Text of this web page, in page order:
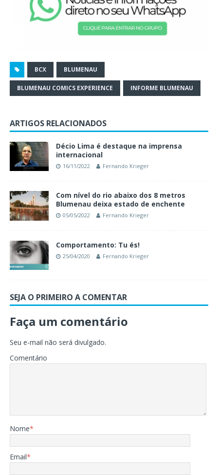
BCX BLUMENAU
BLUMENAU COMICS EXPERIENCE INFORME BLUMENAU
ARTIGOS RELACIONADOS
Décio Lima é destaque na imprensa
internacional
16/11/2022 Fernando Krieger
Com nível do rio abaixo dos 8 metros
Blumenau deixa estado de enchente
05/05/2022 Fernando Krieger
Comportamento: Tu és!
25/04/2020 Fernando Krieger
SEJA O PRIMEIRO A COMENTAR
Faça um comentário
Seu e-mail não será divulgado.
Comentário
Nome*
Email*